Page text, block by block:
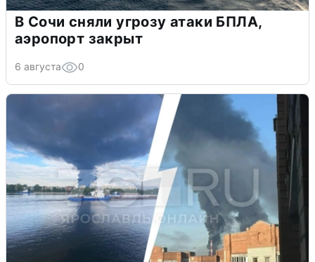
В Сочи сняли угрозу атаки БПЛА,
аэропорт закрыт
6 августа 0